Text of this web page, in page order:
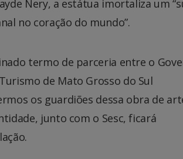
Nery, a estátua imortaliza um
no coração do mundo”.
termo de parceria entre o
de Mato Grosso do Sul
os guardiões dessa obra de
junto com o Sesc, ficará